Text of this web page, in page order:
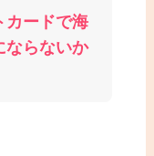
カードで海
ならないか